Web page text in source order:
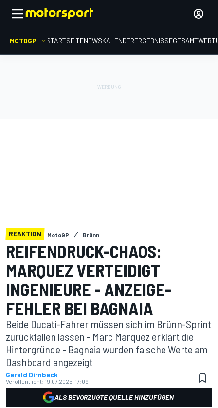
MOTOGP STARTSEITENEWSKALENDERERGEBNISSE
REAKTION MotoGP Brünn
REIFENDRUCK-CHAOS:
MARQUEZ VERTEIDIGT
INGENIEURE - ANZEIGE-
FEHLER BEI BAGNAIA
Beide Ducati-Fahrer müssen sich im Brünn-Sprint
zurückfallen lassen - Marc Marquez erklärt die
Hintergründe - Bagnaia wurden falsche Werte am
Dashboard angezeigt
Gerald Dirnbeck
Veröffentlicht: 19.07.2025, 17:09
ALS BEVORZUGTE QUELLE HINZUFÜGEN